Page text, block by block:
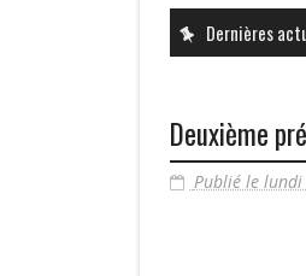
Dernières
Deuxième
Publié le